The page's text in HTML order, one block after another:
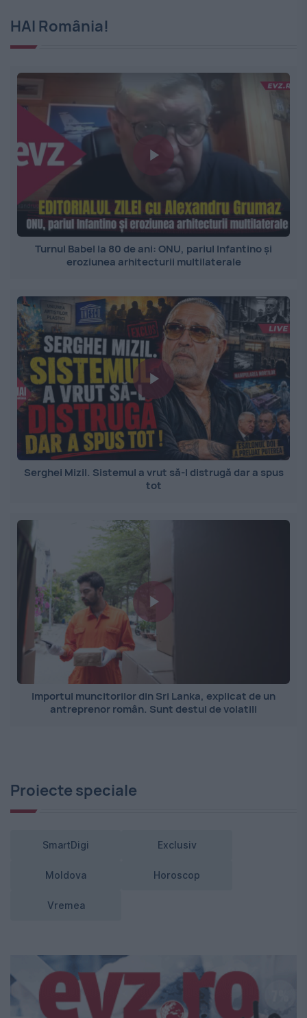
HAI România!
Turnul Babel la 80 de ani: ONU, pariul Infantino și
eroziunea arhitecturii multilaterale
Serghei Mizil. Sistemul a vrut să-l distrugă dar a spus
tot
Importul muncitorilor din Sri Lanka, explicat de un
antreprenor român. Sunt destul de volatili
Proiecte speciale
SmartDigi Exclusiv
Moldova Horoscop
Vremea